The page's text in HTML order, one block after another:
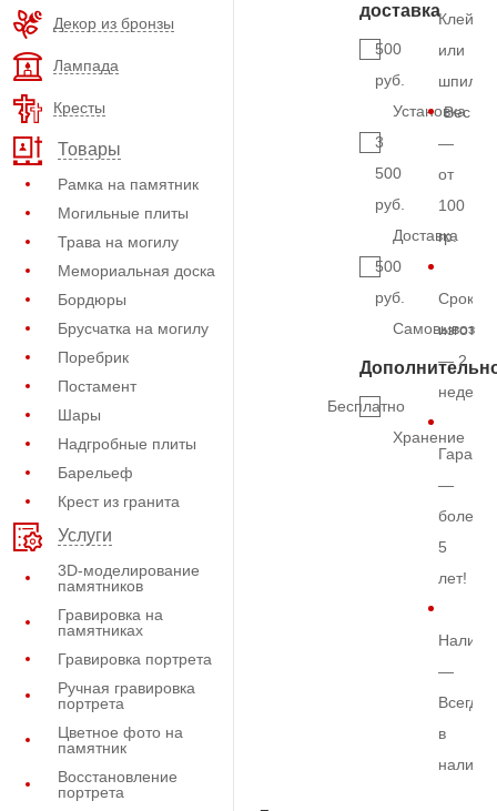
Декор из бронзы
Лампада
Кресты
Товары
Рамка на памятник
Могильные плиты
Трава на могилу
Мемориальная доска
Бордюры
Брусчатка на могилу
Поребрик
Постамент
Шары
Надгробные плиты
Барельеф
Крест из гранита
Услуги
3D-моделирование
памятников
Гравировка на
памятниках
Гравировка портрета
Ручная гравировка
портрета
Цветное фото на
памятник
Восстановление
портрета
доставка
500
руб.
Установка
3
500
руб.
Доставка
500
руб.
Самовывоз
Бесплатно
Хранение
Клей
или
Вес
—
от
100
гр.
Срок
— 2
недели
—
более
5
лет!
—
Всегда
в